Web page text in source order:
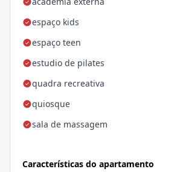
espaço kids
espaço teen
estudio de pilates
quadra recreativa
quiosque
sala de massagem
Características do apartamento